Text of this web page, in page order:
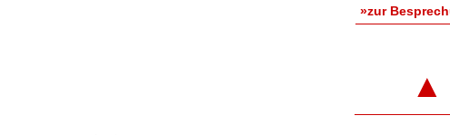
»zur
▲